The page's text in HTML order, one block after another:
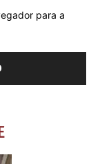
para a